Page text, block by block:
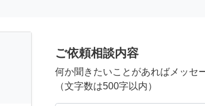
ご依頼相談内容
何か聞きたいことがあればメッセ
（文字数は500字以内）